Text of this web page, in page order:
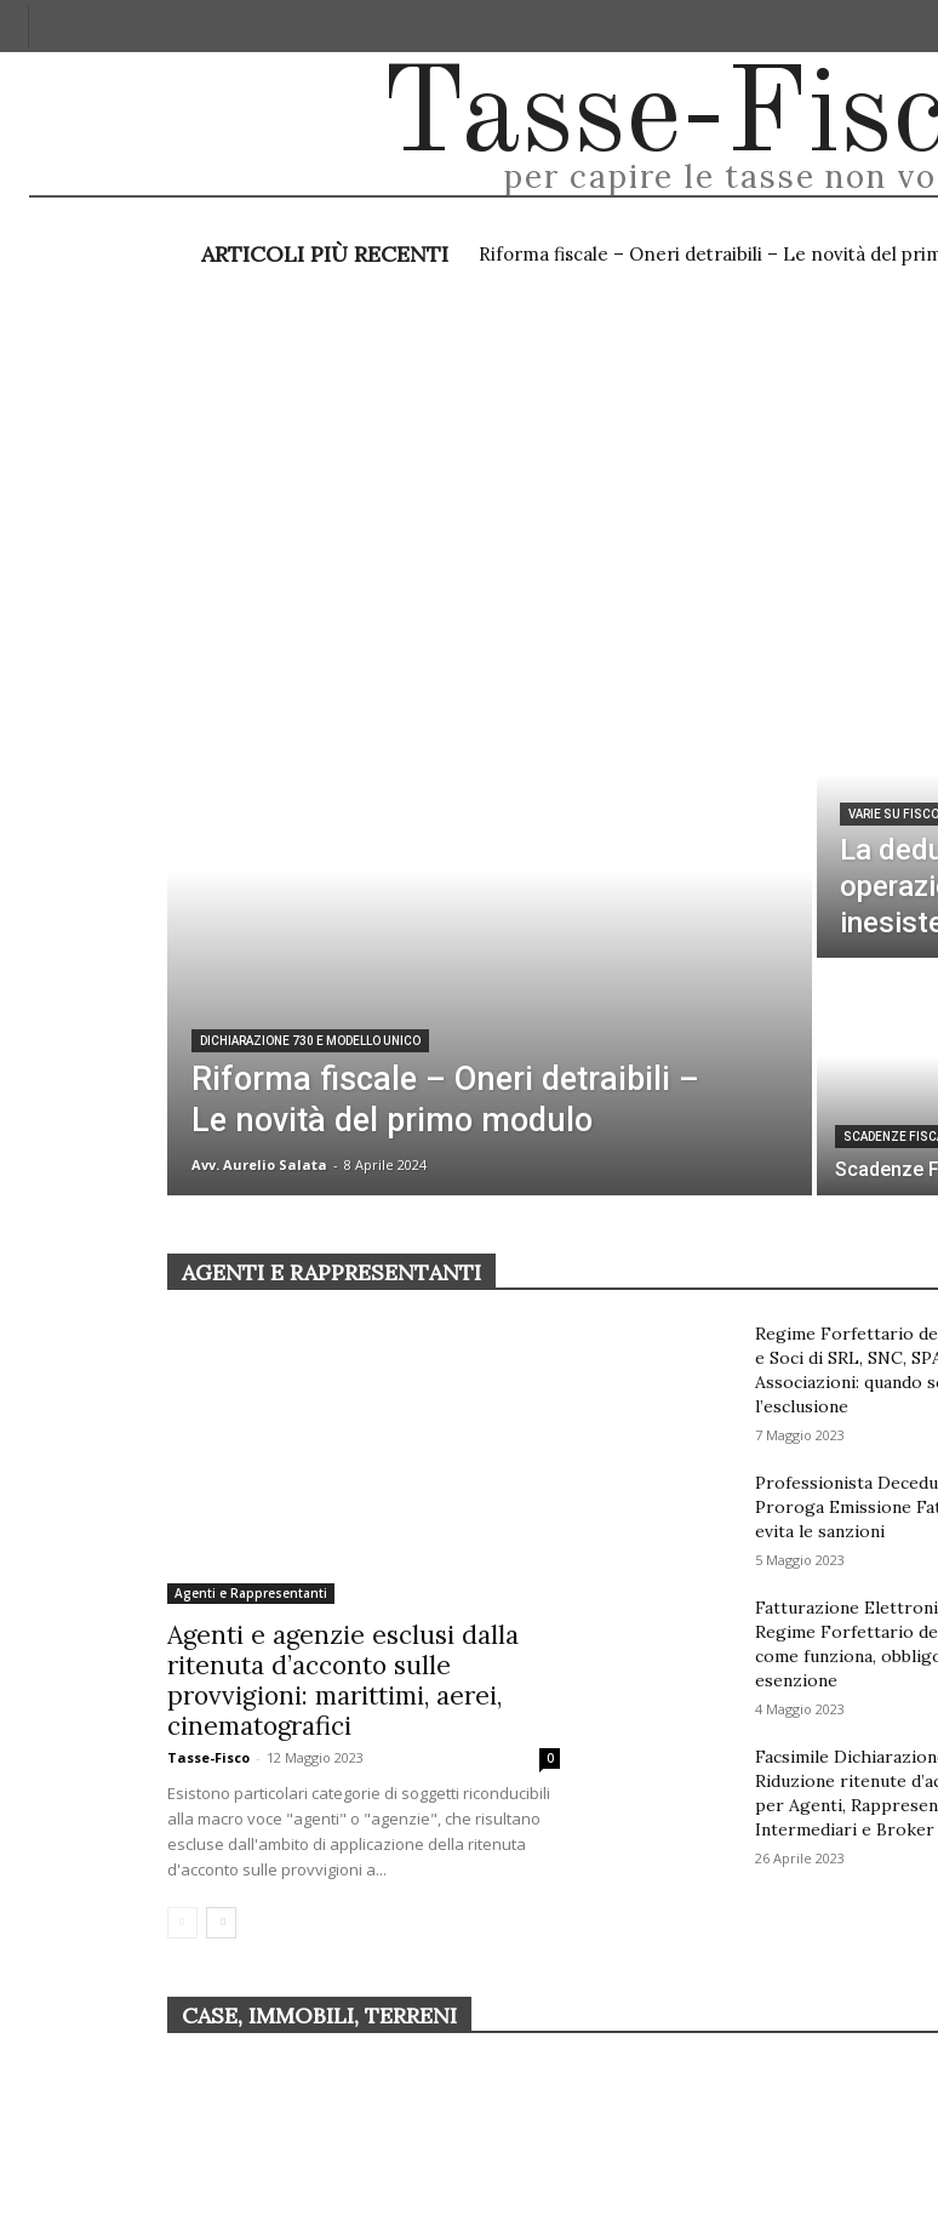
Tasse-
per capire le tasse non
ARTICOLI PIÙ RECENTI Riforma fiscale – Oneri detraibili – Le novità del
DICHIARAZIONE 730 E MODELLO UNICO
Riforma fiscale – Oneri detraibili –
Le novità del primo modulo
Avv. Aurelio Salata - 8 Aprile 2024
VARIE SU
La
SCADENZE
Scadenze
AGENTI E RAPPRESENTANTI
Agenti e Rappresentanti
Agenti e agenzie esclusi dalla
ritenuta d’acconto sulle
provvigioni: marittimi, aerei,
cinematografici
Tasse-Fisco - 12 Maggio 2023 0
Esistono particolari categorie di soggetti riconducibili
alla macro voce "agenti" o "agenzie", che risultano
escluse dall'ambito di applicazione della ritenuta
d'acconto sulle provvigioni a...
Regime Forfettario
e Soci di SRL, SNC,
Associazioni: quando
l’esclusione
7 Maggio 2023
Professionista
Proroga Emissione
evita le sanzioni
5 Maggio 2023
Fatturazione
Regime Forfettario
come funziona,
esenzione
4 Maggio 2023
Facsimile
Riduzione ritenute
per Agenti,
Intermediari e Broker
26 Aprile 2023
CASE, IMMOBILI, TERRENI